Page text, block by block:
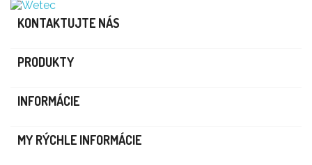
KONTAKTUJTE NÁS
PRODUKTY
INFORMÁCIE
MY RÝCHLE INFORMÁCIE